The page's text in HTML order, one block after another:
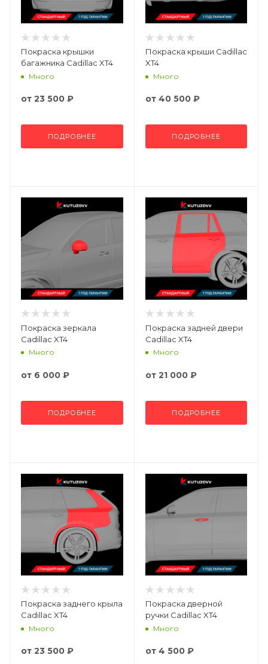
Покраска крышки
багажника Cadillac XT4
Много
от 23 500 ₽
ПОДРОБНЕЕ
Покраска крыши Cadillac
XT4
Много
от 40 500 ₽
ПОДРОБНЕЕ
Покраска зеркала
Cadillac XT4
Много
от 6 000 ₽
ПОДРОБНЕЕ
Покраска задней двери
Cadillac XT4
Много
от 21 000 ₽
ПОДРОБНЕЕ
Покраска заднего крыла
Cadillac XT4
Много
от 23 500 ₽
Покраска дверной
ручки Cadillac XT4
Много
от 4 500 ₽